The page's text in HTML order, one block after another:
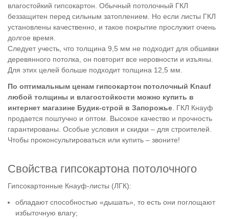
влагостойкий гипсокартон. Обычный потолочный ГКЛ
беззащитен перед сильным затоплением. Но если листы ГКЛ
установлены качественно, и такое покрытие прослужит очень
долгое время.
Следует учесть, что толщина 9,5 мм не подходит для обшивки
деревянного потолка, он повторит все неровности и изъяны.
Для этих целей больше подходит толщина 12,5 мм.
По оптимальным ценам гипсокартон потолочный Knauf
любой толщины и влагостойкости можно купить в
интернет магазине Будик-строй в Запорожье. ГКЛ Кнауф
продается поштучно и оптом. Высокое качество и прочность
гарантированы. Особые условия и скидки – для строителей.
Чтобы проконсультироваться или купить – звоните!
Свойства гипсокартона потолочного
Гипсокартонные Кнауф-листы (ЛГК):
обладают способностью «дышать», то есть они поглощают
избыточную влагу;